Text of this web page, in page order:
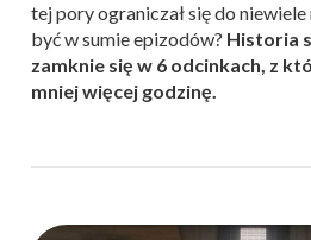
tej pory ograniczał się do
być w sumie epizodów? Historia
zamknie się w 6 odcinkach, z
mniej więcej godzinę.